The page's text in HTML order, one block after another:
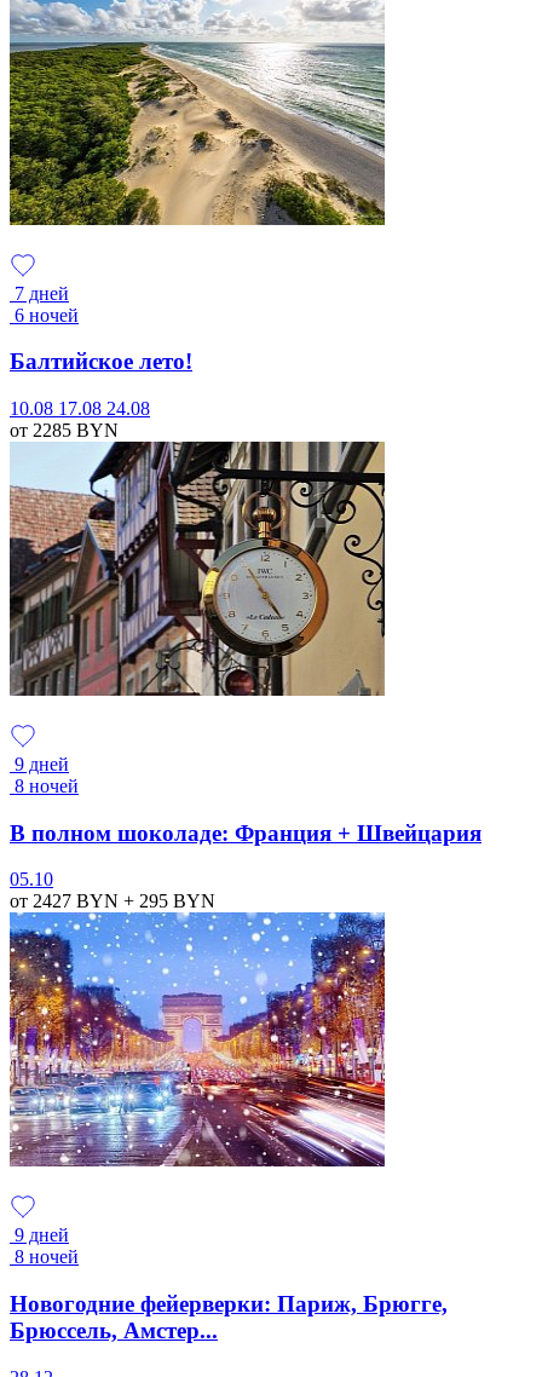
7 дней
6 ночей
Балтийское лето!
10.08 17.08 24.08
от 2285 BYN
9 дней
8 ночей
В полном шоколаде: Франция + Швейцария
05.10
от 2427 BYN + 295 BYN
9 дней
8 ночей
Новогодние фейерверки: Париж, Брюгге,
Брюссель, Амстер...